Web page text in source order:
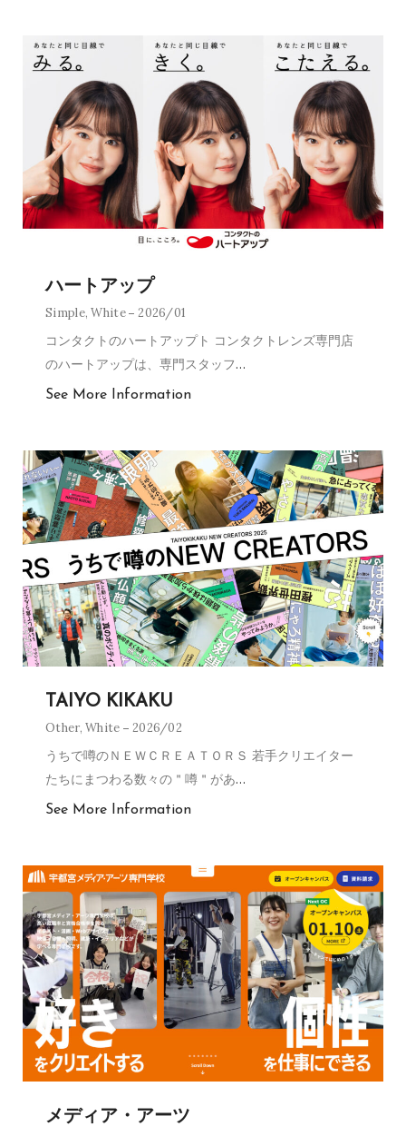
ハートアップ
Simple,White 2026/01
コンタクトのハートアップト コンタクトレンズ専門店
のハートアップは、専門スタッフ…
See More Information
TAIYO KIKAKU
Other,White 2026/02
うちで噂のＮＥＷＣＲＥＡＴＯＲＳ 若手クリエイター
たちにまつわる数々の＂噂＂があ…
See More Information
メディア・アーツ